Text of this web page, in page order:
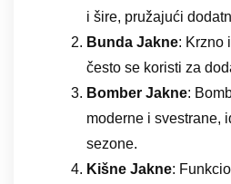
i šire, pružajući
Bunda Jakne: Krzno
često se koristi za
Bomber Jakne:
moderne i svestrane,
sezone.
Kišne Jakne: